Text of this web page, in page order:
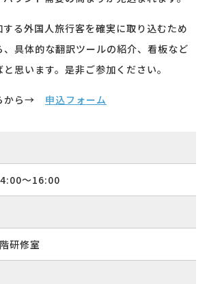
る外国人旅行客を確実に取り込むため
具体的な翻訳ツールの紹介、看板など
思います。是非ご参加ください。
から→ 申込フォーム
〜16:00
研修室